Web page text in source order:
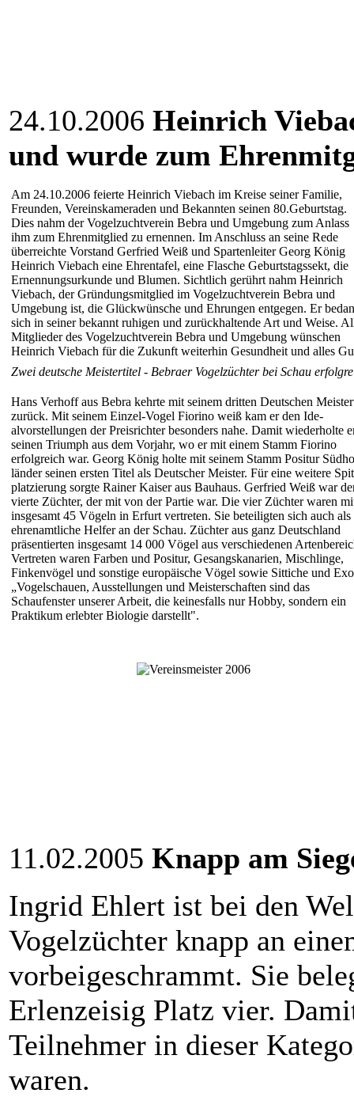
24.10.2006 Heinrich
und wurde zum
Am 24.10.2006 feierte Heinrich Viebach im Kreise seiner Familie,
Freunden, Vereinskameraden und Bekannten seinen 80.Geburtstag.
Dies nahm der Vogelzuchtverein Bebra und Umgebung zum Anlass
ihm zum Ehrenmitglied zu ernennen. Im Anschluss an seine Rede
überreichte Vorstand Gerfried Weiß und Spartenleiter Georg König
Heinrich Viebach eine Ehrentafel, eine Flasche Geburtstagssekt, die
Ernennungsurkunde und Blumen. Sichtlich gerührt nahm Heinrich
Viebach, der Gründungsmitglied im Vogelzuchtverein Bebra und
Umgebung ist, die Glückwünsche und Ehrungen entgegen. Er
sich in seiner bekannt ruhigen und zurückhaltende Art und Weise.
Mitglieder des Vogelzuchtverein Bebra und Umgebung wünschen
Heinrich Viebach für die Zukunft weiterhin Gesundheit und alles
Zwei deutsche Meistertitel - Bebraer Vogelzüchter bei Schau
Hans Verhoff aus Bebra kehrte mit seinem dritten Deutschen
zu­rück. Mit seinem Einzel-Vogel Fiorino weiß kam er den Ide­
alvorstellungen der Preisrich­ter besonders nahe. Damit wiederholte
seinen Triumph aus dem Vorjahr, wo er mit einem Stamm Fiorino
erfolgreich war. Georg König holte mit seinem Stamm Positur
länder seinen ersten Titel als Deut­scher Meister. Für eine weitere
platzierung sorgte Rainer Kaiser aus Bauhaus. Gerfried Weiß war
vierte Züchter, der mit von der Partie war. Die vier Züchter wa­ren
insgesamt 45 Vö­geln in Erfurt vertreten. Sie beteiligten sich auch als
ehrenamtliche Helfer an der Schau. Züchter aus ganz Deutschland
präsentierten insgesamt 14 000 Vögel aus verschiedenen
Vertreten waren Farben und Positur, Gesangskanarien, Mischlinge,
Finkenvögel und sonstige europäische Vögel so­wie Sittiche und
„Vogelschauen, Ausstel­lungen und Meisterschaften sind das
Schaufenster unserer Arbeit, die keinesfalls nur Hobby, sondern ein
Prakti­kum erlebter Biologie dar­stellt".
11.02.2005 Knapp am
Ingrid Ehlert ist bei den
Vogelzüchter knapp an
vorbeigeschrammt. Sie
Erlenzeisig Platz vier.
Teilnehmer in dieser
waren.